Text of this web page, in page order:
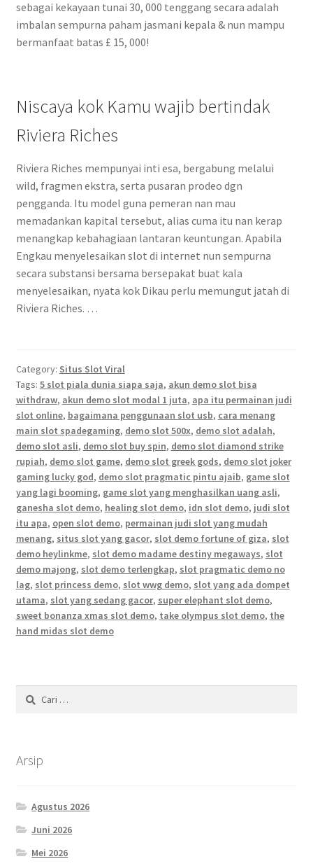
sebagai kekayaan tunai 30, 000 tenggang secara adalah
imbalan sempurna paham jasmani kepala & nun mampu
bermanfaat batas £ 15, 000!
Niscaya kok Kamu wajib bertindak
Riviera Riches
Riviera Riches mempunyai inti esa, bergabung melalui
wild, fragmen ekstra, serta pusaran prodeo dgn
pengganda. Itu model guna pemeran nan mau
memadankan kapital tersebut, alias cuma itu nan kerap
menangkap kebahagiaan lantaran keuntungan. Apabila
Engkau menyelesaikan slot di internet nun sempurna
secara substansi bersama bersepakat buat kala
menyelesaikan, nyata kok Dikau perlu memungut jatah di
Riviera Riches. …
Category: Situs Slot Viral
Tags: 5 slot piala dunia siapa saja, akun demo slot bisa
withdraw, akun demo slot modal 1 juta, apa itu permainan judi
slot online, bagaimana penggunaan slot usb, cara menang
main slot spadegaming, demo slot 500x, demo slot adalah,
demo slot asli, demo slot buy spin, demo slot diamond strike
rupiah, demo slot game, demo slot greek gods, demo slot joker
gaming lucky god, demo slot pragmatic pintu ajaib, game slot
yang lagi booming, game slot yang menghasilkan uang asli,
ganesha slot demo, healing slot demo, idn slot demo, judi slot
itu apa, open slot demo, permainan judi slot yang mudah
menang, situs slot yang gacor, slot demo fortune of giza, slot
demo heylinkme, slot demo madame destiny megaways, slot
demo majong, slot demo terlengkap, slot pragmatic demo no
lag, slot princess demo, slot wwg demo, slot yang ada dompet
utama, slot yang sedang gacor, super elephant slot demo,
sweet bonanza xmas slot demo, take olympus slot demo, the
hand midas slot demo
Cari
untuk:
Arsip
Agustus 2026
Juni 2026
Mei 2026